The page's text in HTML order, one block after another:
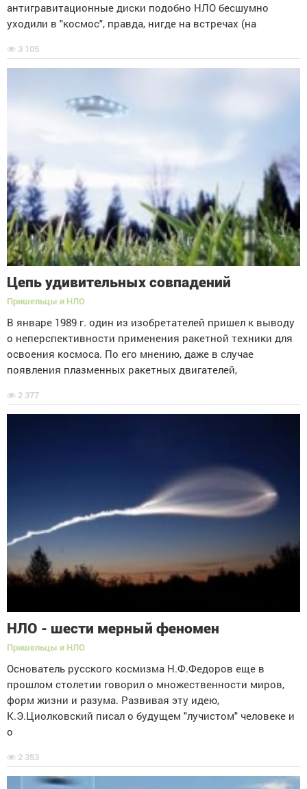
антигравитационные диски подобно НЛО бесшумно
уходили в "космос", правда, нигде на встречах (на
3 105
Цепь удивительных совпадений
Пришельцы и НЛО
В январе 1989 г. один из изобретателей пришел к выводу
о неперспективности применения ракетной техники для
освоения космоса. По его мнению, даже в случае
появления плазменных ракетных двигателей,
2 377
НЛО - шести мерный феномен
Пришельцы и НЛО
Основатель русского космизма Н.Ф.Федоров еще в
прошлом столетии говорил о множественности миров,
форм жизни и разума. Развивая эту идею,
К.Э.Циолковский писал о будущем "лучистом" человеке и
о
2 353